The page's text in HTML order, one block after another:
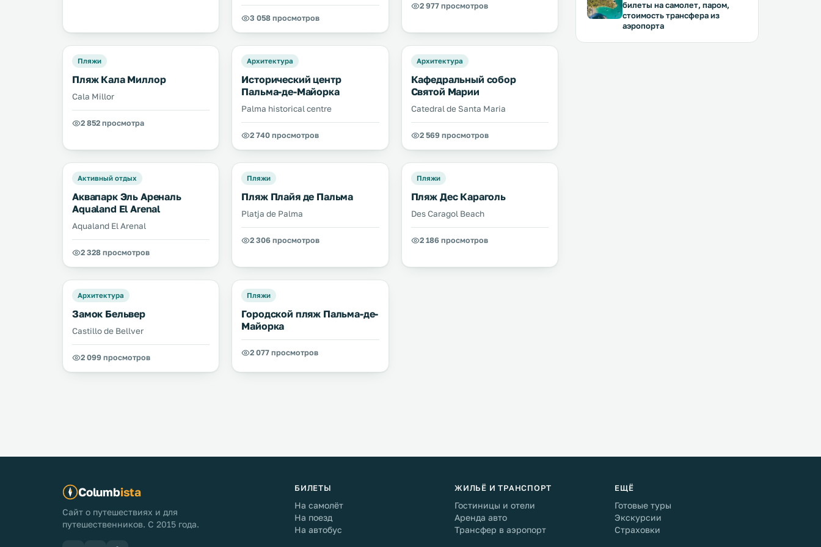
3 058 просмотров
2 977 просмотров
Пляжи
Пляж Кала Миллор
Cala Millor
2 852 просмотра
Архитектура
Исторический центр
Пальма-де-Майорка
Palma historical centre
2 740 просмотров
Архитектура
Кафедральный собор
Святой Марии
Catedral de Santa Maria
2 569 просмотров
Активный отдых
Аквапарк Эль Ареналь
Aqualand El Arenal
Aqualand El Arenal
2 328 просмотров
Пляжи
Пляж Плайя де Пальма
Platja de Palma
2 306 просмотров
Пляжи
Пляж Дес Караголь
Des Caragol Beach
2 186 просмотров
Архитектура
Замок Бельвер
Castillo de Bellver
2 099 просмотров
Пляжи
Городской пляж Пальма-де-
Майорка
2 077 просмотров
билеты на самолет, паром,
стоимость трансфера из
аэропорта
Columbista
Сайт о путешествиях и для
путешественников. С 2015 года.
БИЛЕТЫ
На самолёт
На поезд
На автобус
ЖИЛЬЁ И ТРАНСПОРТ
Гостиницы и отели
Аренда авто
Трансфер в аэропорт
ЕЩЁ
Готовые туры
Экскурсии
Страховки